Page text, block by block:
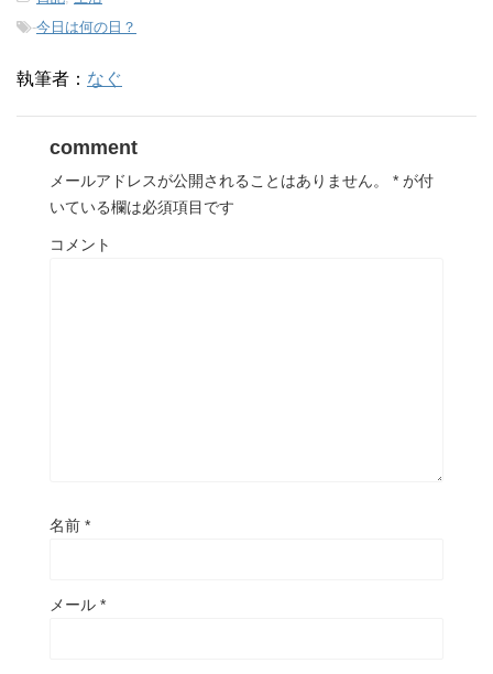
-今日は何の日？
執筆者： なぐ
comment
メールアドレスが公開されることはありません。 * が付
いている欄は必須項目です
コメント
名前 *
メール *